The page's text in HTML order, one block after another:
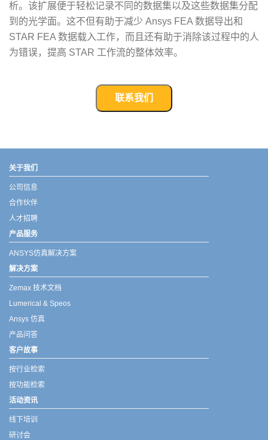
析。该扩展便于轻松记录不同的数据集以及这些数据集分配
到的光学面。这不但有助于减少 Ansys FEA 数据导出和
STAR FEA 数据载入工作，而且还有助于消除该过程中的人
为错误，提高 STAR 工作流的整体效率。
联系我们
关于我们
公司信息
合作伙伴
人才招聘
产品服务
ANSYS仿真解决方案
解决方案
Zemax 技术文档
Lumerical & Speos
Ansys 仿真
产品问答
客户故事
按行业检索
按功能检索
活动资讯
线下培训
研讨会